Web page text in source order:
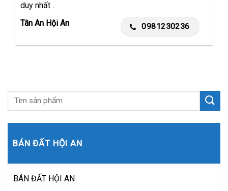
duy nhất .
Tân An Hội An
0981230236
BÁN ĐẤT HỘI AN
BÁN ĐẤT HỘI AN